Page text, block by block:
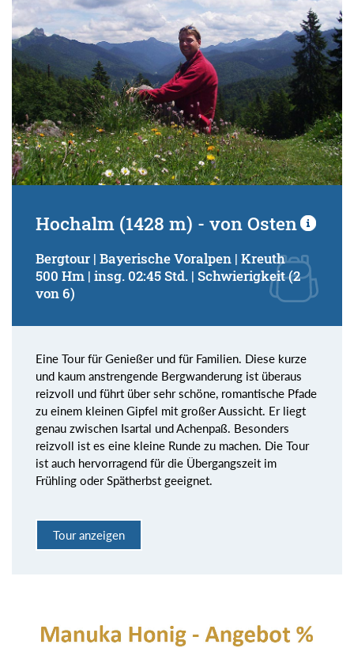
Hochalm (1428 m) - von Osten
Bergtour | Bayerische Voralpen | Kreuth
500 Hm | insg. 02:45 Std. | Schwierigkeit (2
von 6)
Eine Tour für Genießer und für Familien. Diese kurze
und kaum anstrengende Bergwanderung ist überaus
reizvoll und führt über sehr schöne, romantische Pfade
zu einem kleinen Gipfel mit großer Aussicht. Er liegt
genau zwischen Isartal und Achenpaß. Besonders
reizvoll ist es eine kleine Runde zu machen. Die Tour
ist auch hervorragend für die Übergangszeit im
Frühling oder Spätherbst geeignet.
Tour anzeigen